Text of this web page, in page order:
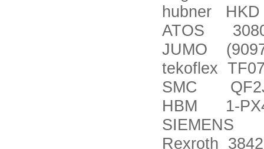
hubner HKD
ATOS
JUMO
tekoflex
SMC
HBM 1-
SIEMENS
Rexroth